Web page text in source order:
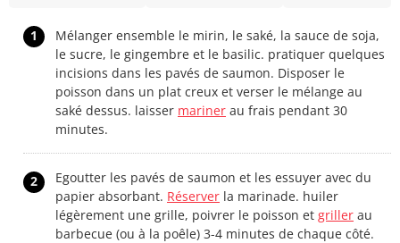
1
Mélanger ensemble le mirin, le saké, la sauce de soja,
le sucre, le gingembre et le basilic. pratiquer quelques
incisions dans les pavés de saumon. Disposer le
poisson dans un plat creux et verser le mélange au
saké dessus. laisser mariner au frais pendant 30
minutes.
2
Egoutter les pavés de saumon et les essuyer avec du
papier absorbant. Réserver la marinade. huiler
légèrement une grille, poivrer le poisson et griller au
barbecue (ou à la poêle) 3-4 minutes de chaque côté.